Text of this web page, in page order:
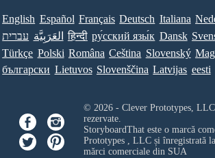
English Español Français Deutsch Italiana
עברית العَرَبِيَّة हिन्दी ру́сский язы́к Dansk
Türkçe Polski Româna Ceština Slovenský
български Lietuvos Slovenščina Latvijas eesti
© 2026 - Clever Prototypes,
rezervate.
StoryboardThat este o marcă
Prototypes , LLCși înregistrată
mărci comerciale din SUA